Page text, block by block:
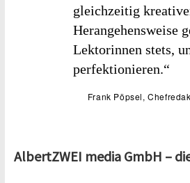
gleichzeitig
Herangehensweise
Lektorinnen stets,
perfektionieren.“
Frank Pöpsel,
AlbertZWEI media GmbH –